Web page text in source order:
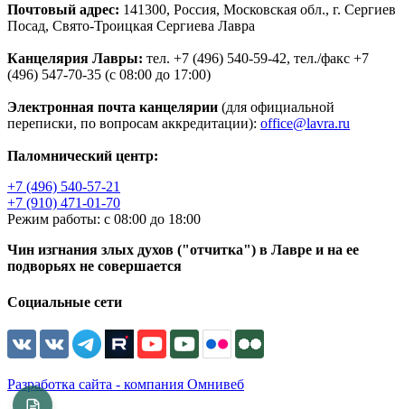
Почтовый адрес: 141300, Россия, Московская обл., г. Сергиев
Посад, Свято-Троицкая Сергиева Лавра
Канцелярия Лавры: тел. +7 (496) 540-59-42, тел./факс +7
(496) 547-70-35 (с 08:00 до 17:00)
Электронная почта канцелярии (для официальной
переписки, по вопросам аккредитации): office@lavra.ru
Паломнический центр:
+7 (496) 540-57-21
+7 (910) 471-01-70
Режим работы: с 08:00 до 18:00
Чин изгнания злых духов ("отчитка") в Лавре и на ее
подворьях не совершается
Социальные сети
Разработка сайта - компания Омнивеб